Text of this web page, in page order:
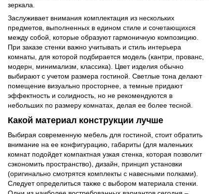
зеркала.
Заслуживает внимания комплектация из нескольких
предметов, выполненных в едином стиле и сочетающихся
между собой, которые образуют гармоничную композицию.
При заказе стенки важно учитывать и стиль интерьера
комнаты, для которой подбирается модель (кантри, прованс,
модерн, минимализм, классика). Цвет изделия обычно
выбирают с учетом размера гостиной. Светлые тона делают
помещение визуально просторнее, а темные придают
эффектность и солидность, но не рекомендуются в
небольших по размеру комнатах, делая ее более тесной.
Какой материал конструкции лучше
Выбирая современную мебель для гостиной, стоит обратить
внимание на ее конфигурацию, габариты (для маленьких
комнат подойдет компактная узкая стенка, которая позволит
сэкономить пространство), дизайн, принцип установки
(оригинально смотрятся комплекты с навесными полками).
Следует определиться также с выбором материала стенки.